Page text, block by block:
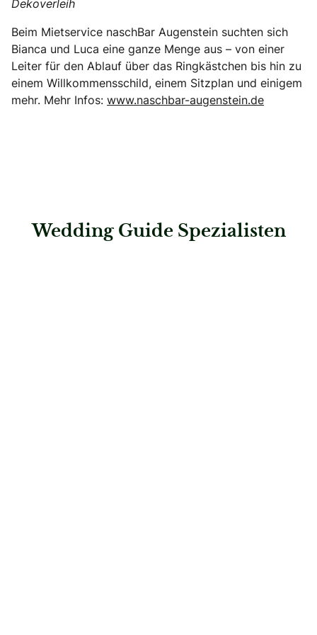
Dekoverleih
Beim Mietservice naschBar Augenstein suchten sich
Bianca und Luca eine ganze Menge aus – von einer
Leiter für den Ablauf über das Ringkästchen bis hin zu
einem Willkommensschild, einem Sitzplan und einigem
mehr. Mehr Infos: www.naschbar-augenstein.de
Wedding Guide Spezialisten